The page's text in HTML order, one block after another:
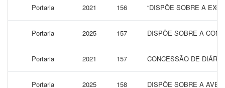
Portaria 2021 156 “DISPÕE SOBRE A
Portaria 2025 157 DISPÕE SOBRE A
Portaria 2021 157 CONCESSÃO DE
Portaria 2025 158 DISPÕE SOBRE A